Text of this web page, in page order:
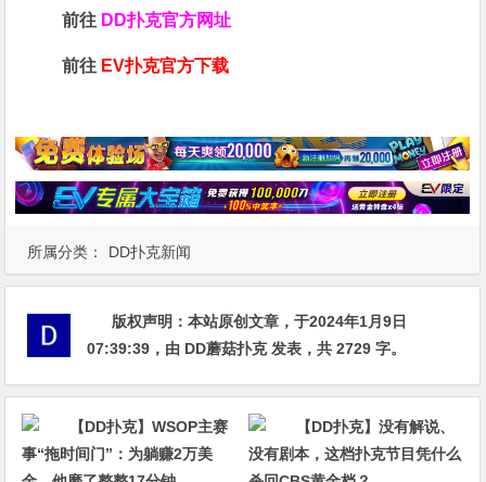
所属分类： DD扑克新闻
前往 DD扑克官方网址
前往 EV扑克官方下载
版权声明：本站原创文章，于2024年1月9日
07:39:39 ，由 DD蘑菇扑克发表，共 2729 字。